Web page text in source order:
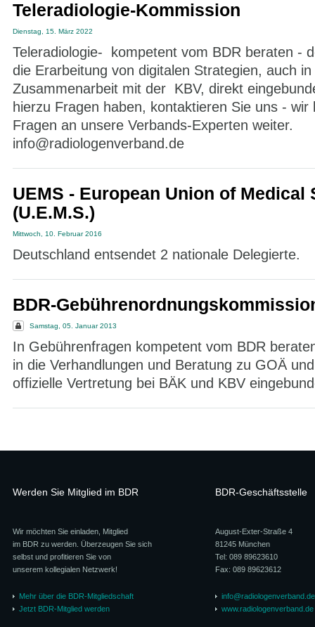
Teleradiologie-Kommission
Dienstag, 15. März 2022
Teleradiologie- kompetent vom BDR beraten -
die Erarbeitung von digitalen Strategien, auch in
Zusammenarbeit mit der KBV, direkt
hierzu Fragen haben, kontaktieren Sie uns - wir
Fragen an unsere Verbands-Experten weiter.
info@radiologenverband.de
UEMS - European Union of Medical
(U.E.M.S.)
Mittwoch, 10. Februar 2016
Deutschland entsendet 2 nationale Delegierte.
BDR-
Samstag, 05. Januar 2013
In Gebührenfragen kompetent vom BDR
in die Verhandlungen und Beratung zu GOÄ
offizielle Vertretung bei BÄK und KBV
Werden Sie Mitglied im BDR
Wir möchten Sie einladen, Mitglied
im BDR zu werden. Überzeugen Sie sich
selbst und profitieren Sie von
unserem kollegialen Netzwerk!
Mehr über die BDR-Mitgliedschaft
Jetzt BDR-Mitglied werden
BDR-Geschäftsstelle
August-Exter-Straße 4
81245 München
Tel: 089 89623610
Fax: 089 89623612
info@radiologenverband.de
www.radiologenverband.de